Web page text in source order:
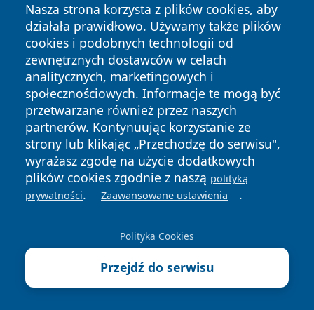
Nasza strona korzysta z plików cookies, aby
działała prawidłowo. Używamy także plików
cookies i podobnych technologii od
zewnętrznych dostawców w celach
analitycznych, marketingowych i
społecznościowych. Informacje te mogą być
przetwarzane również przez naszych
partnerów. Kontynuując korzystanie ze
strony lub klikając „Przechodzę do serwisu",
wyrażasz zgodę na użycie dodatkowych
plików cookies zgodnie z naszą polityką
prywatności. Zaawansowane ustawienia .
Polityka Cookies
Przejdź do serwisu
Copyright © 2026 portalzielonagora.pl Wszystkie prawa
zastrzeżone.
News Autorzy
Polityka
Prywatności
Polityka
Cookies